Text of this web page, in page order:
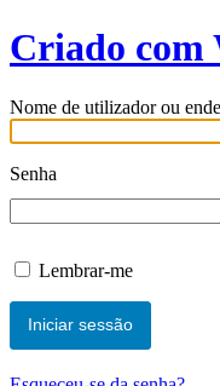
Criado com
Nome de utilizador ou
Senha
Lembrar-me